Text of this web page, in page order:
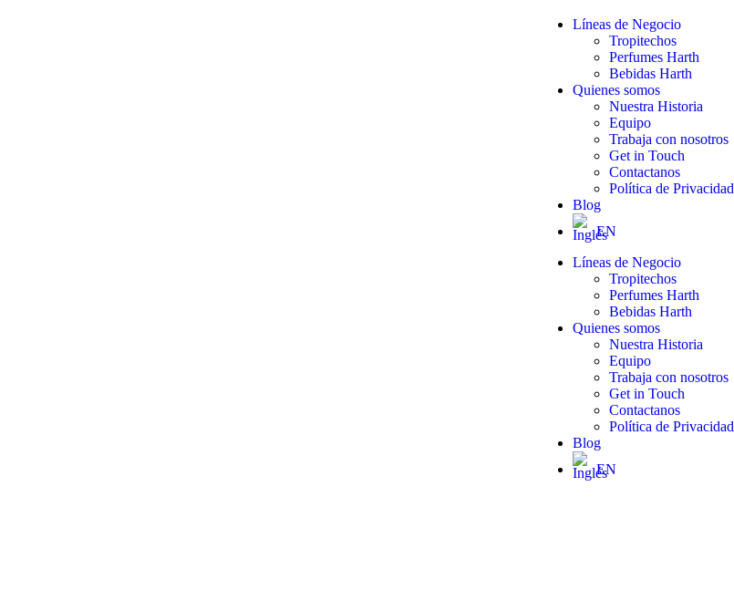
Líneas de Negocio
Tropitechos
Perfumes Harth
Bebidas Harth
Quienes somos
Nuestra Historia
Equipo
Trabaja con nosotros
Get in Touch
Contactanos
Política de Privacidad
Blog
EN
Líneas de Negocio
Tropitechos
Perfumes Harth
Bebidas Harth
Quienes somos
Nuestra Historia
Equipo
Trabaja con nosotros
Get in Touch
Contactanos
Política de Privacidad
Blog
EN